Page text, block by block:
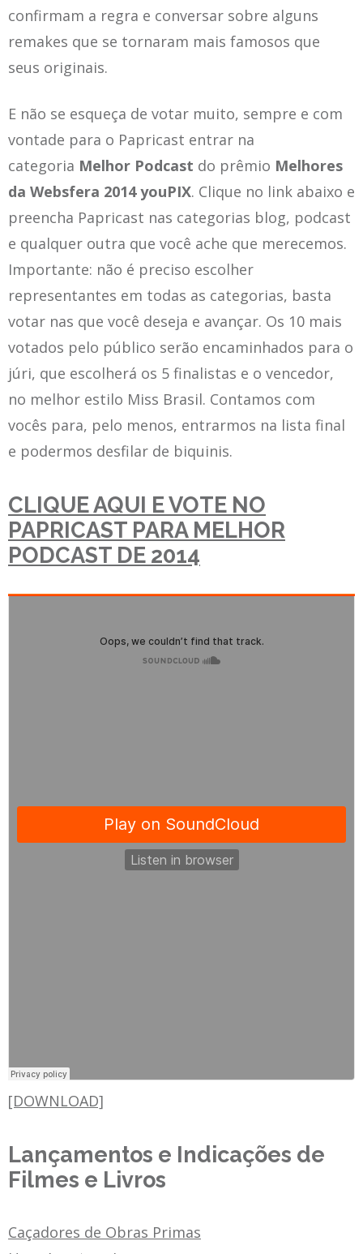
confirmam a regra e conversar sobre alguns
remakes que se tornaram mais famosos que
seus originais.
E não se esqueça de votar muito, sempre e com
vontade para o Papricast entrar na
categoria Melhor Podcast do prêmio Melhores
da Websfera 2014 youPIX. Clique no link abaixo e
preencha Papricast nas categorias blog, podcast
e qualquer outra que você ache que merecemos.
Importante: não é preciso escolher
representantes em todas as categorias, basta
votar nas que você deseja e avançar. Os 10 mais
votados pelo público serão encaminhados para o
júri, que escolherá os 5 finalistas e o vencedor,
no melhor estilo Miss Brasil. Contamos com
vocês para, pelo menos, entrarmos na lista final
e podermos desfilar de biquinis.
CLIQUE AQUI E VOTE NO
PAPRICAST PARA MELHOR
PODCAST DE 2014
[DOWNLOAD]
Lançamentos e Indicações de
Filmes e Livros
Caçadores de Obras Primas